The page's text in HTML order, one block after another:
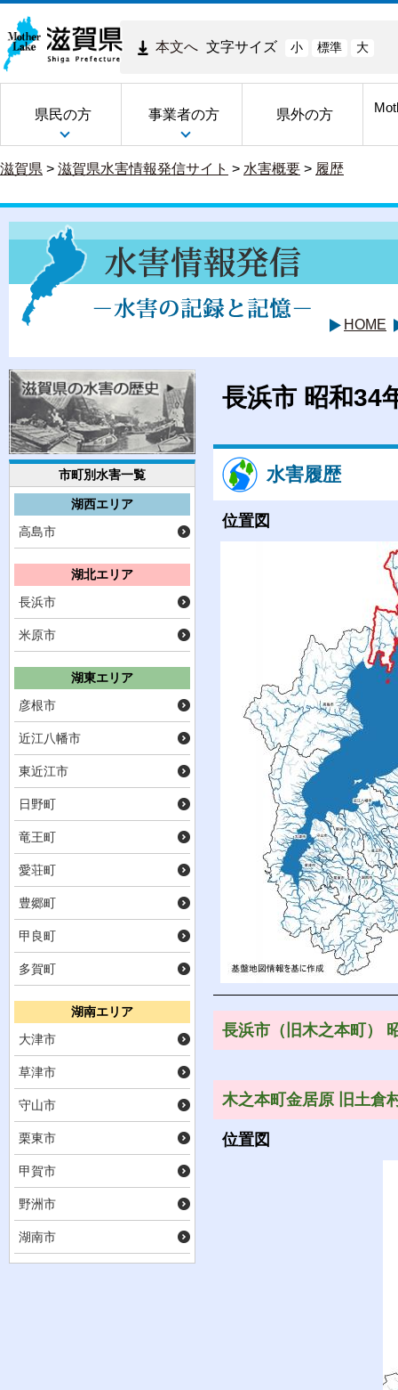
本文へ 文字サイズ 小 標準 大
県民の方 事業者の方 県外の方
滋賀県 > 滋賀県水害情報発信サイト > 水害概要 > 履歴
HOME
市町別水害一覧
湖西エリア
高島市
湖北エリア
長浜市
米原市
湖東エリア
彦根市
近江八幡市
東近江市
日野町
竜王町
愛荘町
豊郷町
甲良町
多賀町
湖南エリア
大津市
草津市
守山市
栗東市
甲賀市
野洲市
湖南市
長浜市 昭和34
水害履歴
位置図
長浜市（旧木之本町）
木之本町金居原 旧土倉
位置図